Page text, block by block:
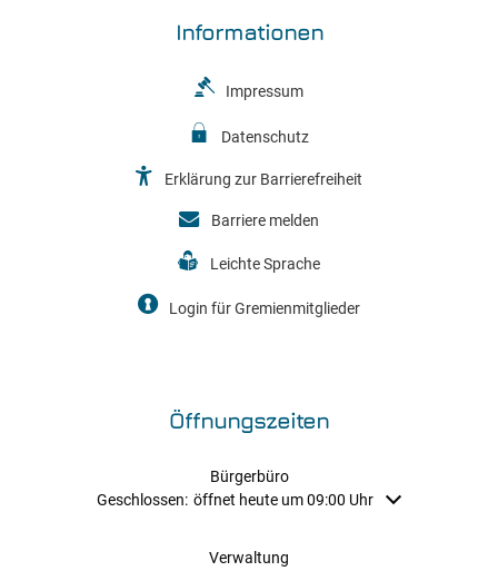
Informationen
Impressum
Datenschutz
Erklärung zur Barrierefreiheit
Barriere melden
Leichte Sprache
Login für Gremienmitglieder
Öffnungszeiten
Bürgerbüro
Klicken, um weitere Öffnungs- oder Schließzeiten
Geschlossen: öffnet heute um 09:00 Uhr
Verwaltung